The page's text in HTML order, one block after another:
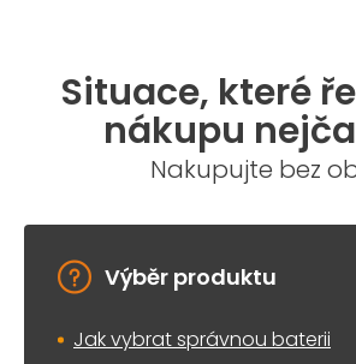
Situace, které
nákupu
Nakupujte bez
Výběr produktu
Jak vybrat správnou baterii